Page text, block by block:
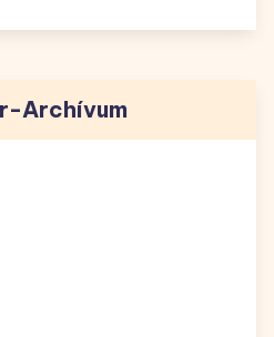
Archívum